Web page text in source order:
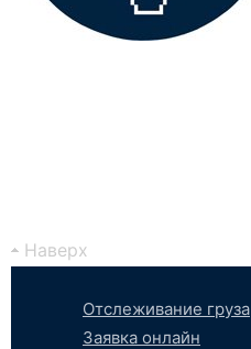
Наверх
Отслеживание груза
Заявка онлайн